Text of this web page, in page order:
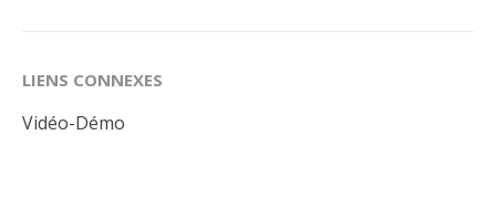
LIENS CONNEXES
Vidéo-Démo